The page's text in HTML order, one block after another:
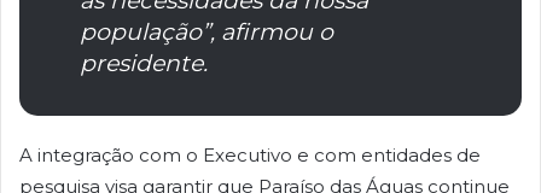
população”, afirmou o
presidente.
A integração com o Executivo e com entidades de
pesquisa visa garantir que Paraíso das Águas continue